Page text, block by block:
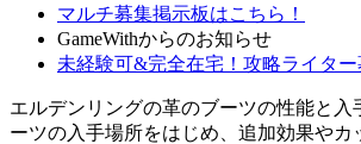
マルチ募集掲示板はこちら！
GameWithからのお知らせ
未経験可&完全在宅！攻略ライター
エルデンリングの革のブーツの性能と入
ーツの入手場所をはじめ、追加効果やカ